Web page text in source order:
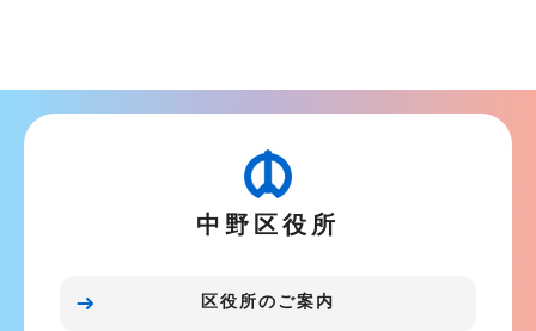
ゲ
中野区役所
区役所のご案内